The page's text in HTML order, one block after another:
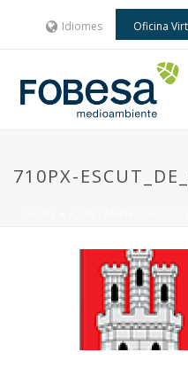
Idiomes Oficina
710PX-